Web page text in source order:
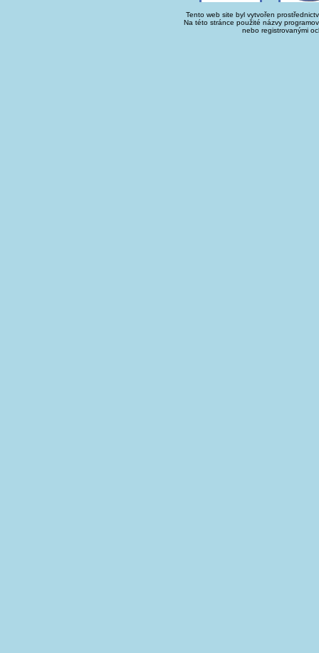
Tento web site byl vytvořen
Na této stránce použité názvy
nebo registrovanými